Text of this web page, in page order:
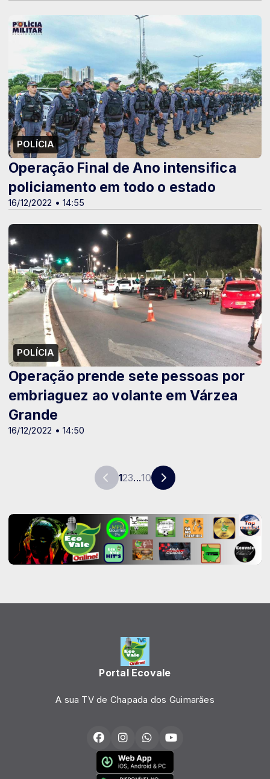
POLÍCIA
16/12/2022 • 14:55
Operação Final de Ano intensifica
policiamento em todo o estado
POLÍCIA
16/12/2022 • 14:50
Operação prende sete pessoas por
embriaguez ao volante em Várzea
Grande
123...10
Portal Ecovale
A sua TV de Chapada dos Guimarães